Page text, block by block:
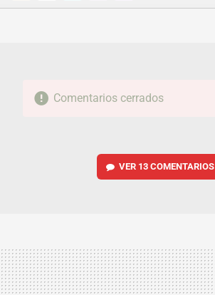
FACEBOOKTWITTERFLIPBOARD
E-
WHATSAPP
Comentarios cerrados
VER 13 COMENTARIOS